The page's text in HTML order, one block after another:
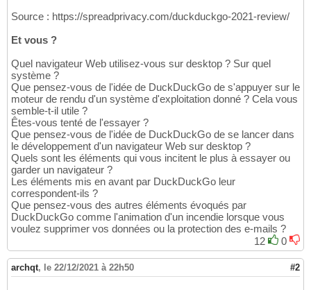
Source : https://spreadprivacy.com/duckduckgo-2021-review/
Et vous ?
Quel navigateur Web utilisez-vous sur desktop ? Sur quel
système ?
Que pensez-vous de l'idée de DuckDuckGo de s'appuyer sur le
moteur de rendu d'un système d'exploitation donné ? Cela vous
semble-t-il utile ?
Êtes-vous tenté de l'essayer ?
Que pensez-vous de l'idée de DuckDuckGo de se lancer dans
le développement d'un navigateur Web sur desktop ?
Quels sont les éléments qui vous incitent le plus à essayer ou
garder un navigateur ?
Les éléments mis en avant par DuckDuckGo leur
correspondent-ils ?
Que pensez-vous des autres éléments évoqués par
DuckDuckGo comme l'animation d'un incendie lorsque vous
voulez supprimer vos données ou la protection des e-mails ?
12
0
archqt, le 22/12/2021 à 22h50 #2